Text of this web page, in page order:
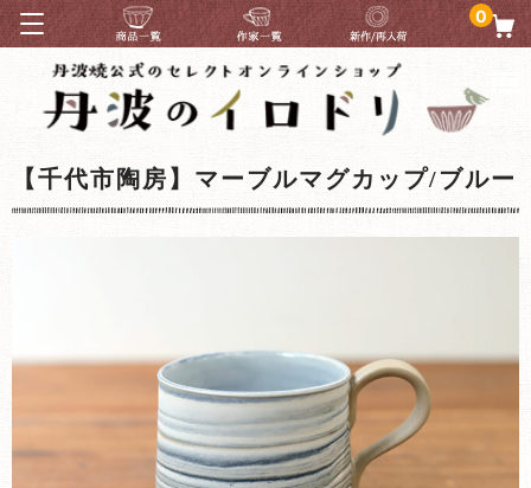
0
【千代市陶房】マーブルマグカップ/ブルー